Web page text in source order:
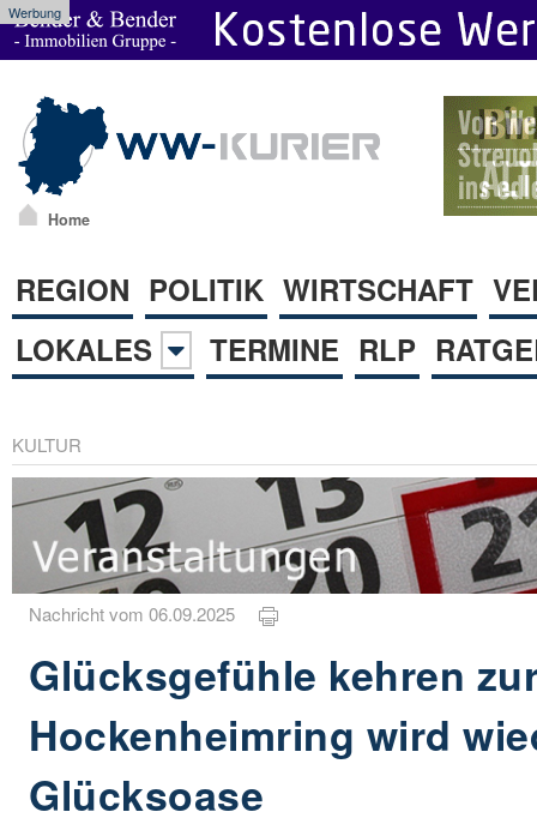
Werbung
Home
REGION POLITIK WIRTSCHAFT
LOKALES
TERMINE RLP
KULTUR
Nachricht vom 06.09.2025
Glücksgefühle kehren
Hockenheimring wird
Glücksoase